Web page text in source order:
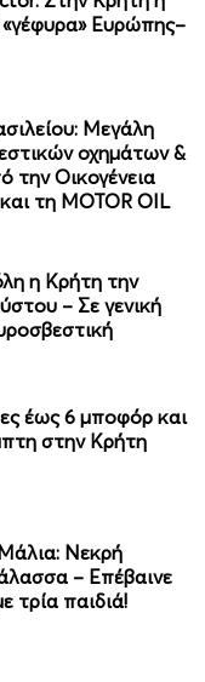
«γέφυρα» Ευρώπης–
Μεγάλη
οχημάτων &
την Οικογένεια
τη MOTOR OIL
η Κρήτη την
– Σε γενική
έως 6 μποφόρ και
στην Κρήτη
Νεκρή
– Επέβαινε
τρία παιδιά!